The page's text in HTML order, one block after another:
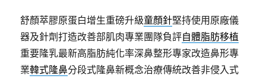
舒顏萃膠原蛋白增生重磅升級童顏針堅持使用原廠儀
器及針劑打造改善部肌肉專業團隊負評自體脂肪移植
重要隆乳最新高脂肪純化率深鼻整形專家改造鼻形專
業韓式隆鼻分段式隆鼻新概念治療傳統改善非侵入式